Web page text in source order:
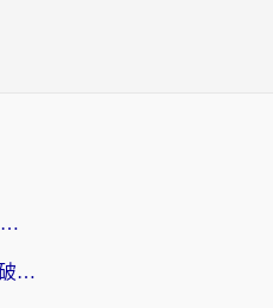
ChickCN和Unblock Youku好用吗？海外党亲测3款回国加速器，附iOS免费选择指南
海外党避坑指南：告别pc vpn 破解，选对回国加速器轻松访问国内资源